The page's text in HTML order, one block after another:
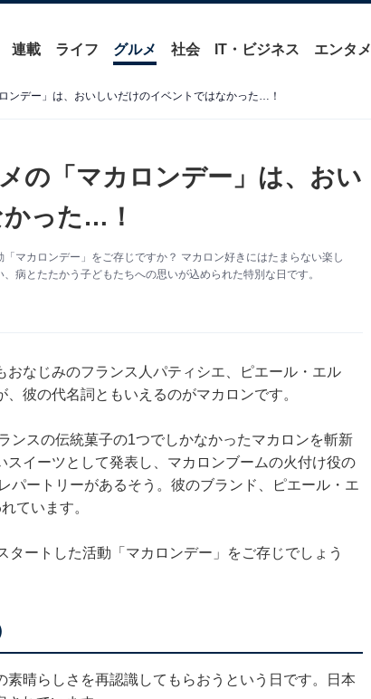
連載 ライフ グルメ 社会 IT・ビジネス エンタメ
ンデー」は、おいしいだけのイベントではなかった…！
の「マカロンデー」は、おい
った…！
マカロンデー」をご存じですか？ マカロン好きにはたまらない楽し
病とたたかう子どもたちへの思いが込められた特別な日です。
おなじみのフランス人パティシエ、ピエール・エル
彼の代名詞ともいえるのがマカロンです。
ンスの伝統菓子の1つでしかなかったマカロンを斬新
イーツとして発表し、マカロンブームの火付け役の
パートリーがあるそう。彼のブランド、ピエール・エ
ています。
ートした活動「マカロンデー」をご存じでしょう
素晴らしさを再認識してもらおうという日です。日本